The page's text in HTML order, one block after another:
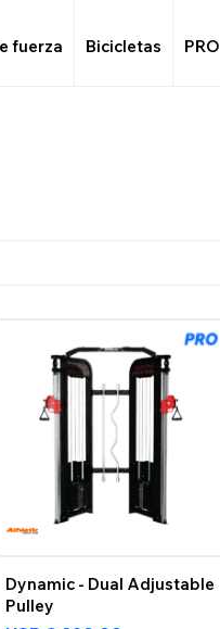
fuerza Bicicletas PRO
Dynamic - Dual Adjustable
Pulley